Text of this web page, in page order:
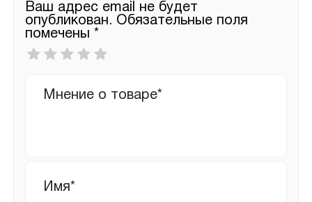
Ваш адрес email не будет
опубликован. Обязательные поля
помечены *
Ваша
оценка
отзыв